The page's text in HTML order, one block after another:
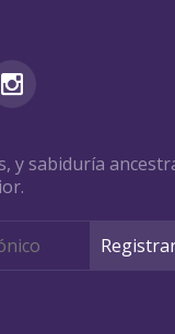
y sabiduría